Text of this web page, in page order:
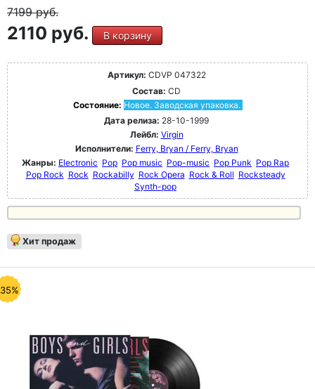
7199руб.
2110 руб. В корзину
Артикул: CDVP 047322
Состав: CD
Состояние: Новое. Заводская упаковка.
Дата релиза: 28-10-1999
Лейбл: Virgin
Исполнители: Ferry, Bryan / Ferry, Bryan
Жанры: Electronic Pop Pop music Pop-music Pop Punk Pop Rap
Pop Rock Rock Rockabilly Rock Opera Rock & Roll Rocksteady
Synth-pop
Хит продаж